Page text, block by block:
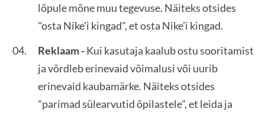
lõpule mõne muu tegevuse. Näiteks otsides
"osta Nike'i kingad", et osta Nike'i kingad.
Reklaam -Kui kasutaja kaalub ostu sooritamist
ja võrdleb erinevaid võimalusi või uurib
erinevaid kaubamärke. Näiteks otsides
"parimad sülearvutid õpilastele", et leida ja